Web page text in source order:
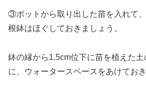
③ポットから取り出した苗を入れて、
根鉢はほぐしておきましょう。
鉢の縁から1.5cm位下に苗を植えた土
に、ウォータースペースをあけておき